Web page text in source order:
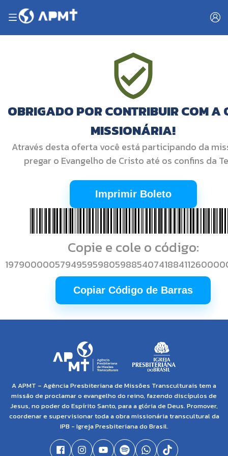
OBRIGADO POR CONTRIBUIR COM A
MISSIONÁRIA!
Através desta oferta você está participando da
pregar o Evangelho de Cristo até os confins da
Imprimir Boleto
Copie e cole o código:
Copiar Código de Barras
A APMT – Agência Presbiteriana de Missões Transculturais tem a
missão de proclamar o evangelho do reino, fazendo discípulos de
Jesus, no poder do Espírito Santo, para a glória de Deus. Promover,
coordenar e supervisionar toda a obra missionária transcultural da
IPB - Igreja Presbiteriana do Brasil.